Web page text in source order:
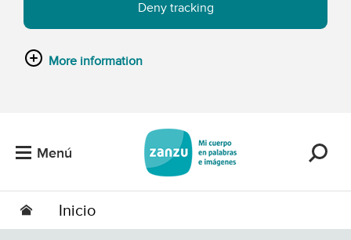
Deny tracking
More information
Menú
Inicio